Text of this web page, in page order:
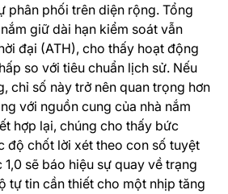
phân phối trên diện rộng. Tổng
giữ dài hạn kiểm soát vẫn
đại (ATH), cho thấy hoạt động
so với tiêu chuẩn lịch sử. Nếu
chỉ số này trở nên quan trọng hơn
với nguồn cung của nhà nắm
hợp lại, chúng cho thấy bức
độ chốt lời xét theo con số tuyệt
sẽ báo hiệu sự quay về trạng
tự tin cần thiết cho một nhịp tăng